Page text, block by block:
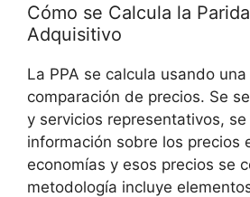
Cómo se Calcula la‌
Adquisitivo
La PPA se calcula usando
comparación de precios. Se
y servicios ⁤representativos, se
información sobre los precios
economías y esos precios se
metodología⁤ incluye